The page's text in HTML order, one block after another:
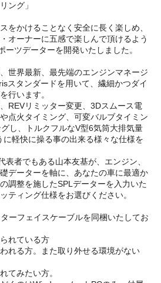
ング」
をかけることなく安全に長く楽しめ、
オーナーに五感で楽しんで頂けるよう
ーツデーターを開発いたしました。
世界最新、最先端のエンジンマネージ
スタンダードを用いて、繊細かつダイ
行います。
REVリミッター変更、3Dスムース電
点火タイミング、可変バルブタイミン
し、トルクフルなV型6気筒大排気量
軽快に操る事の出来る様々な仕様を
表者でもある山本友基が、エンジン、
データーを軸に、あなたの車に最適か
調整を施したSPLデーターを入力いた
ティング仕様をお選びください。
ーフェイスケーブルを同梱いたしてお
れている方
れる方。また取り外せる環境がない
てみたい方。